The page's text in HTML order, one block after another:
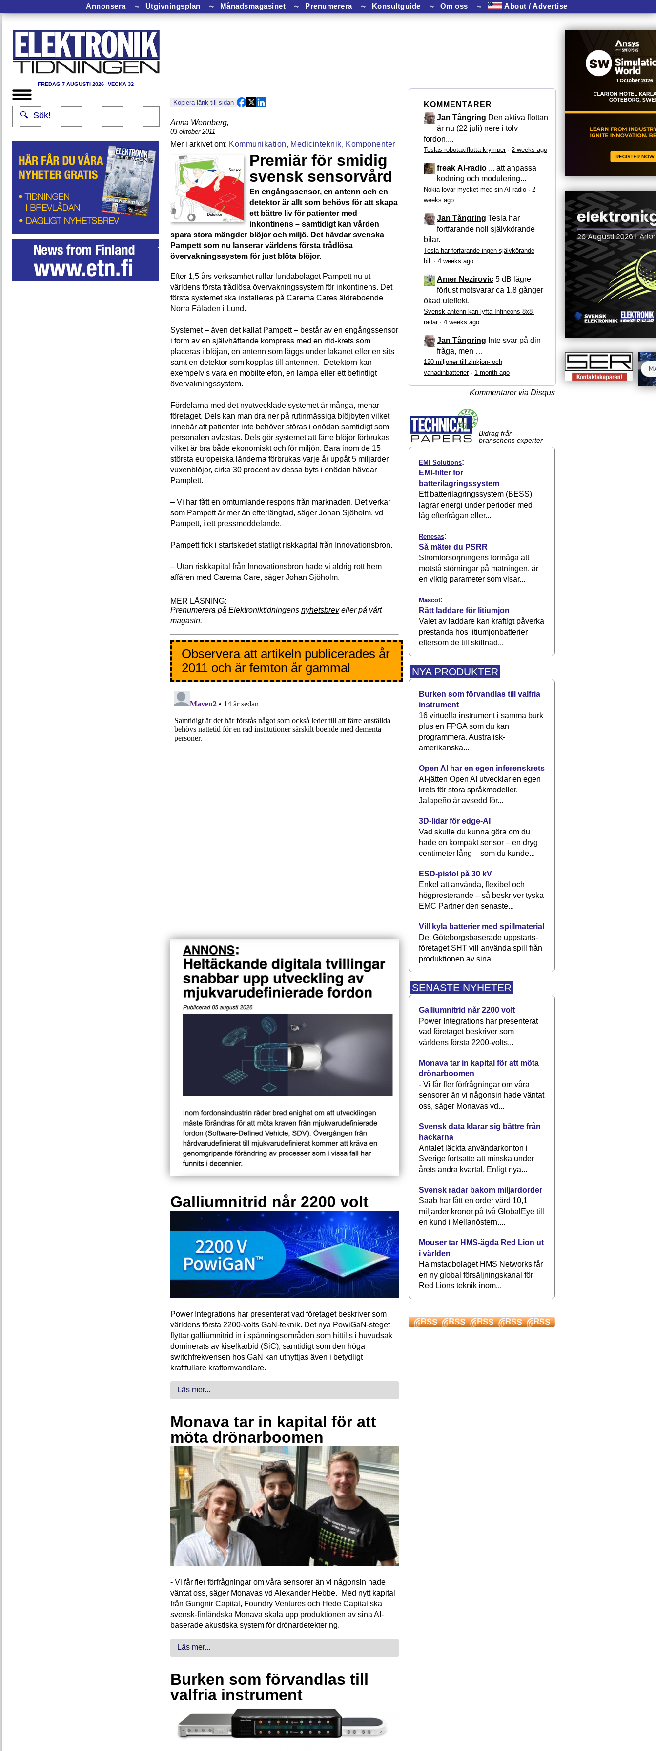
Annonsera ⏦ Utgivningsplan ⏦ Månadsmagasinet ⏦ Prenumerera ⏦ Konsultguide ⏦ Om oss ⏦ About / Advertise
FREDAG 7 AUGUSTI 2026 VECKA 32
Kopiera länk till sidan
Anna Wennberg,
03 oktober 2011
Kommunikation, Medicinteknik, Komponenter
Premiär för smidig
svensk sensorvård
En engångssensor, en antenn och en
detektor är allt som behövs för att skapa
ett bättre liv för patienter med
inkontinens – samtidigt kan vården
spara stora mängder blöjor och miljö. Det hävdar svenska
Pampett som nu lanserar världens första trådlösa
övervakningssystem för just blöta blöjor.
Efter 1,5 års verksamhet rullar lundabolaget Pampett nu ut
världens första trådlösa övervakningssystem för inkontinens. Det
första systemet ska installeras på Carema Cares äldreboende
Norra Fäladen i Lund.
Systemet – även det kallat Pampett – består av en engångssensor
i form av en självhäftande kompress med en rfid-krets som
placeras i blöjan, en antenn som läggs under lakanet eller en sits
samt en detektor som kopplas till antennen. Detektorn kan
exempelvis vara en mobiltelefon, en lampa eller ett befintligt
övervakningssystem.
Fördelarna med det nyutvecklade systemet är många, menar
företaget. Dels kan man dra ner på rutinmässiga blöjbyten vilket
innebär att patienter inte behöver störas i onödan samtidigt som
personalen avlastas. Dels gör systemet att färre blöjor förbrukas
vilket är bra både ekonomiskt och för miljön. Bara inom de 15
största europeiska länderna förbrukas varje år uppåt 5 miljarder
vuxenblöjor, cirka 30 procent av dessa byts i onödan hävdar
Pamplett.
– Vi har fått en omtumlande respons från marknaden. Det verkar
som Pampett är mer än efterlängtad, säger Johan Sjöholm, vd
Pampett, i ett pressmeddelande.
Pampett fick i startskedet statligt riskkapital från Innovationsbron.
– Utan riskkapital från Innovationsbron hade vi aldrig rott hem
affären med Carema Care, säger Johan Sjöholm.
Prenumerera på Elektroniktidningens nyhetsbreveller på vårt
magasin.
Observera att artikeln publicerades år
2011 och är femton år gammal
Galliumnitrid når 2200 volt
Power Integrations har presenterat vad företaget beskriver som
världens första 2200-volts GaN-teknik. Det nya PowiGaN-steget
flyttar galliumnitrid in i spänningsområden som hittills i huvudsak
dominerats av kiselkarbid (SiC), samtidigt som den höga
switchfrekvensen hos GaN kan utnyttjas även i betydligt
kraftfullare kraftomvandlare.
Läs mer...
Monava tar in kapital för att
möta drönarboomen
- Vi får fler förfrågningar om våra sensorer än vi någonsin hade
väntat oss, säger Monavas vd Alexander Hebbe. Med nytt kapital
från Gungnir Capital, Foundry Ventures och Hede Capital ska
svensk-finländska Monava skala upp produktionen av sina AI-
baserade akustiska system för drönardetektering.
Läs mer...
Burken som förvandlas till
valfria instrument
KOMMENTARER
Jan Tångring Den aktiva flottan
är nu (22 juli) nere i tolv
fordon....
Teslas robotaxiflotta krymper· 2 weeks ago
freak AI-radio ... att anpassa
kodning och modulering...
Nokia lovar mycket med sin AI-radio · 2
weeks ago
Jan Tångring Tesla har
fortfarande noll självkörande
bilar.
Tesla har forfarande ingen självkörande
bil
· 4 weeks ago
Amer Nezirovic 5 dB lägre
förlust motsvarar ca 1.8 gånger
ökad uteffekt.
Svensk antenn kan lyfta Infineons 8x8-
radar· 4 weeks ago
Jan Tångring Inte svar på din
fråga, men …
120 miljoner till zinkjon- och
vanadinbatterier· 1 month ago
Kommentarer via Disqus
Bidrag från
branschens experter
EMI Solutions:
EMI-filter för
batterilagringssystem
Ett batterilagringssystem (BESS)
lagrar energi under perioder med
låg efterfrågan eller...
Renesas:
Så mäter du PSRR
Strömförsörjningens förmåga att
motstå störningar på matningen, är
en viktig parameter som visar...
Mascot:
Rätt laddare för litiumjon
Valet av laddare kan kraftigt påverka
prestanda hos litiumjonbatterier
eftersom de till skillnad...
NYA PRODUKTER
Burken som förvandlas till valfria
instrument
16 virtuella instrument i samma burk
plus en FPGA som du kan
programmera. Australisk-
amerikanska...
Open AI har en egen inferenskrets
AI-jätten Open AI utvecklar en egen
krets för stora språkmodeller.
Jalapeño är avsedd för...
3D-lidar för edge-AI
Vad skulle du kunna göra om du
hade en kompakt sensor – en dryg
centimeter lång – som du kunde...
ESD-pistol på 30 kV
Enkel att använda, flexibel och
högpresterande – så beskriver tyska
EMC Partner den senaste...
Vill kyla batterier med spillmaterial
Det Göteborgsbaserade upp­starts­
företaget SHT vill använda spill från
produktionen av sina...
SENASTE NYHETER
Galliumnitrid når 2200 volt
Power Integrations har presenterat
vad företaget beskriver som
världens första 2200-volts...
Monava tar in kapital för att möta
drönarboomen
- Vi får fler förfrågningar om våra
sensorer än vi någonsin hade väntat
oss, säger Monavas vd...
Svensk data klarar sig bättre från
hackarna
Antalet läckta användarkonton i
Sverige fortsatte att minska under
årets andra kvartal. Enligt nya...
Svensk radar bakom miljardorder
Saab har fått en order värd 10,1
miljarder kronor på två GlobalEye till
en kund i Mellanöstern....
Mouser tar HMS-ägda Red Lion ut
i världen
Halmstadbolaget HMS Networks får
en ny global försäljningskanal för
Red Lions teknik inom...